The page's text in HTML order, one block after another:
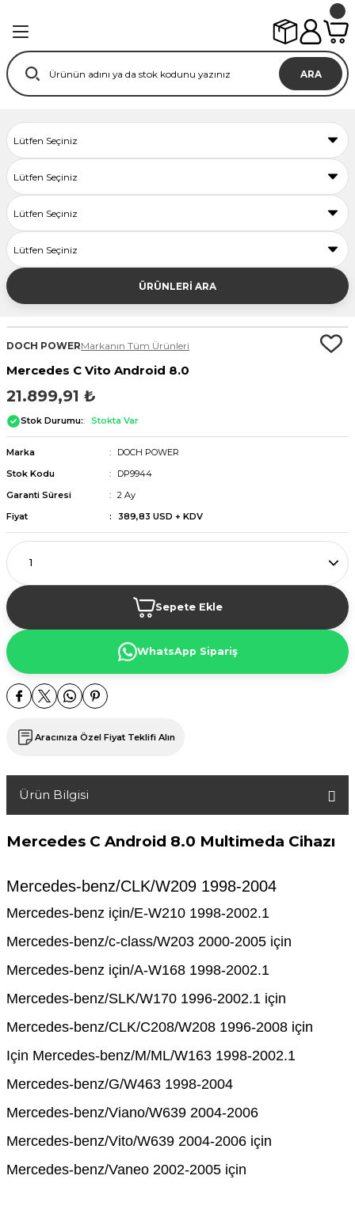
ARA
ÜRÜNLERİ ARA
DOCH POWERMarkanın Tüm Ürünleri
Mercedes C Vito Android 8.0
21.899,91 ₺
Stok Durumu: Stokta Var
Marka
DOCH POWER
Stok Kodu
DP9944
Garanti Süresi
2 Ay
Fiyat
389,83 USD + KDV
Sepete Ekle
WhatsApp Sipariş
Aracınıza Özel Fiyat Teklifi Alın
Ürün Bilgisi
Mercedes C Android 8.0 Multimeda Cihazı
Mercedes-benz/CLK/W209 1998-2004
Mercedes-benz için/E-W210 1998-2002.1
Mercedes-benz/c-class/W203 2000-2005 için
Mercedes-benz için/A-W168 1998-2002.1
Mercedes-benz/SLK/W170 1996-2002.1 için
Mercedes-benz/CLK/C208/W208 1996-2008 için
Için Mercedes-benz/M/ML/W163 1998-2002.1
Mercedes-benz/G/W463 1998-2004
Mercedes-benz/Viano/W639 2004-2006
Mercedes-benz/Vito/W639 2004-2006 için
Mercedes-benz/Vaneo 2002-2005 için